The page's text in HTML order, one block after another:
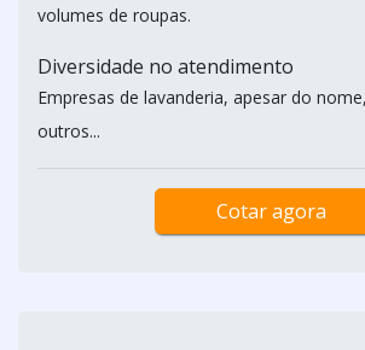
volumes de roupas.
Diversidade no atendimento
Empresas de lavanderia, apesar do
outros...
Cotar agora